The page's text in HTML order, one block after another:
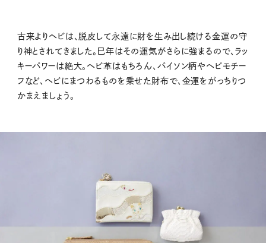
古来よりヘビは、脱皮して永遠に財を生み出し続ける金運の守
り神とされてきました。巳年はその運気がさらに強まるので、ラッ
キーパワーは絶大。ヘビ革はもちろん、パイソン柄やヘビモチー
フなど、ヘビにまつわるものを乗せた財布で、金運をがっちりつ
かまえましょう。